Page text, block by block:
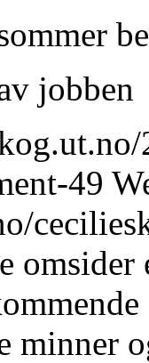
jobben
49
minner